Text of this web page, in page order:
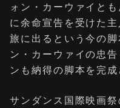
ォン・カーウァイと
に余命宣告を受けた
旅に出るという今の
ン・カーウァイの忠
ンも納得の脚本を完成
サンダンス国際映画